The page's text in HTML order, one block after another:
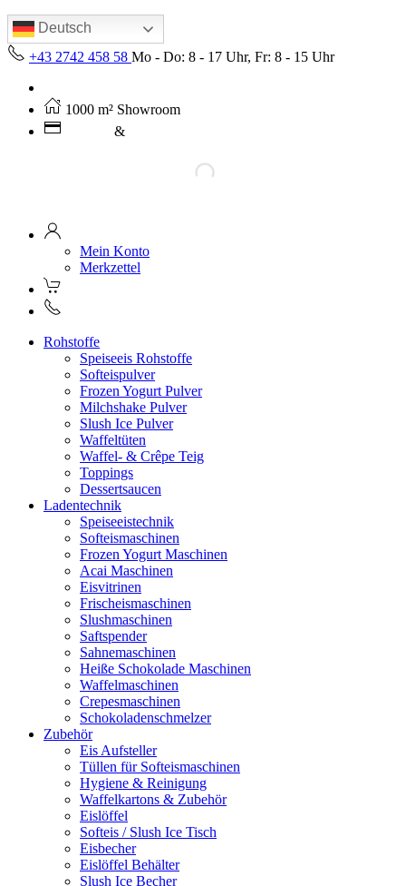
Deutsch
+43 2742 458 58 Mo - Do: 8 - 17 Uhr, Fr: 8 - 15 Uhr
1000 m² Showroom
&
Mein Konto
Merkzettel
Rohstoffe
Speiseeis Rohstoffe
Softeispulver
Frozen Yogurt Pulver
Milchshake Pulver
Slush Ice Pulver
Waffeltüten
Waffel- & Crêpe Teig
Toppings
Dessertsaucen
Ladentechnik
Speiseeistechnik
Softeismaschinen
Frozen Yogurt Maschinen
Acai Maschinen
Eisvitrinen
Frischeismaschinen
Slushmaschinen
Saftspender
Sahnemaschinen
Heiße Schokolade Maschinen
Waffelmaschinen
Crepesmaschinen
Schokoladenschmelzer
Zubehör
Eis Aufsteller
Tüllen für Softeismaschinen
Hygiene & Reinigung
Waffelkartons & Zubehör
Eislöffel
Softeis / Slush Ice Tisch
Eisbecher
Eislöffel Behälter
Slush Ice Becher